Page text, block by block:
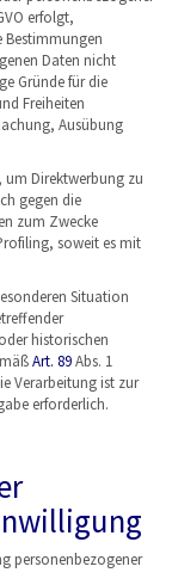
erfolgt,
Bestimmungen
Daten nicht
Gründe für die
Freiheiten
Ausübung
um Direktwerbung zu
gegen die
zum Zwecke
soweit es mit
Situation
historischen
Art. 89Abs. 1
Verarbeitung ist zur
erforderlich.
personenbezogener